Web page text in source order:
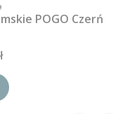
POGO Czerń